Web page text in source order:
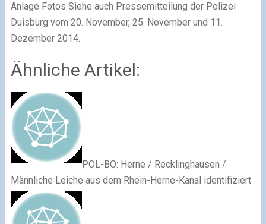
Anlage Fotos Siehe auch Pressemitteilung der Polizei
Duisburg vom 20. November, 25. November und 11.
Dezember 2014.
Ähnliche Artikel:
POL-BO: Herne / Recklinghausen /
Männliche Leiche aus dem Rhein-Herne-Kanal identifiziert